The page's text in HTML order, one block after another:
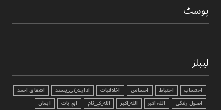
پوسٹ
لیبلز
احتساب احتیاط احساس اخلاقیات ادارے_کی_پسند
اشفاق احمد
اصول زندگی
اللہ اکبر الله_اکبر الله_کے_نام اہم بات
ایمان